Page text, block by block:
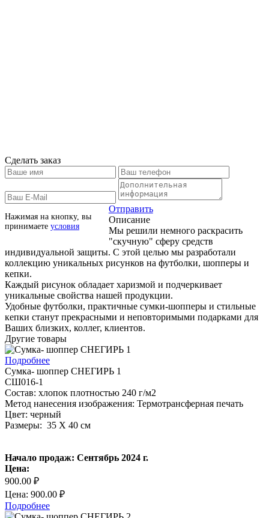
Сделать заказ
Нажимая на кнопку, вы
принимаете условия
Отправить
Описание
Мы решили немного раскрасить
"скучную" сферу средств
индивидуальной защиты. С этой целью мы разработали
коллекцию уникальных рисунков на футболки, шопперы и
кепки.
Каждый рисунок обладает харизмой и подчеркивает
уникальные свойства нашей продукции.
Удобные футболки, практичные сумки-шопперы и стильные
кепки станут прекрасными и неповторимыми подарками для
Ваших близких, коллег, клиентов.
Другие товары
Подробнее
Сумка- шоппер СНЕГИРЬ 1
СШ016-1
Состав: хлопок плотностью 240 г/м2
Метод нанесения изображения: Термотрансферная печать
Цвет: черный
Размеры: 35 Х 40 см
Начало продаж: Сентябрь 2024 г.
Цена:
900.00 ₽
Цена: 900.00 ₽
Подробнее